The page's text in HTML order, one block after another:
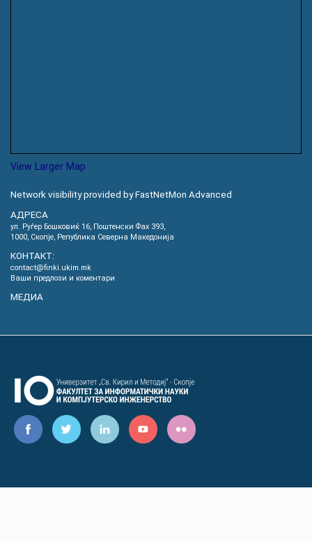
View Larger Map
Network visibility provided by FastNetMon Advanced
АДРЕСА
ул. Руѓер Бошковиќ 16, Пoштенски Фах 393,
1000, Скопје, Република Северна Македонија
КОНТАКТ:
contact@finki.ukim.mk
Ваши предлози и коментари
МЕДИА